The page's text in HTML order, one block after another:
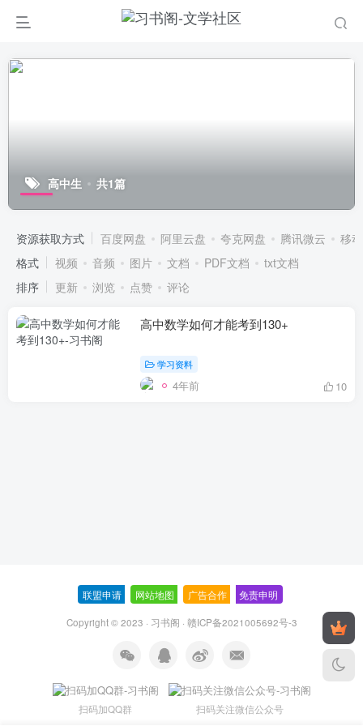
高中生 共1篇
资源获取方式 百度网盘 阿里云盘 夸克网盘 腾讯微云
移
格式
视频 音频 图片 文档 PDF文档
txt文档
排序
更新 浏览 点赞 评论
高中数学如何才能考到130+
学习资料
4年前 10
联盟申请 网站地图 广告合作 免责申明
Copyright © 2023 · 习书阁 · 赣ICP备2021005692号-3
扫码加QQ群 扫码关注微信公众号